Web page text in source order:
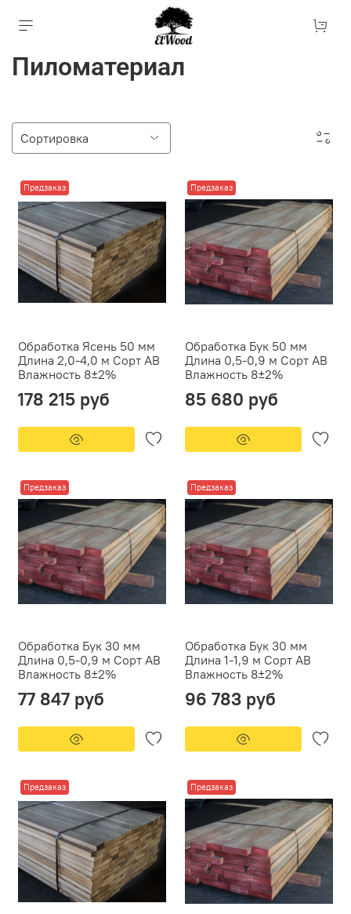
Пиломатериал
Предзаказ
Обработка Ясень 50 мм
Длина 2,0-4,0 м Сорт АВ
Влажность 8±2%
178 215 руб
Предзаказ
Обработка Бук 50 мм
Длина 0,5-0,9 м Сорт АВ
Влажность 8±2%
85 680 руб
Предзаказ
Обработка Бук 30 мм
Длина 0,5-0,9 м Сорт АВ
Влажность 8±2%
77 847 руб
Предзаказ
Обработка Бук 30 мм
Длина 1-1,9 м Сорт АВ
Влажность 8±2%
96 783 руб
Предзаказ Предзаказ